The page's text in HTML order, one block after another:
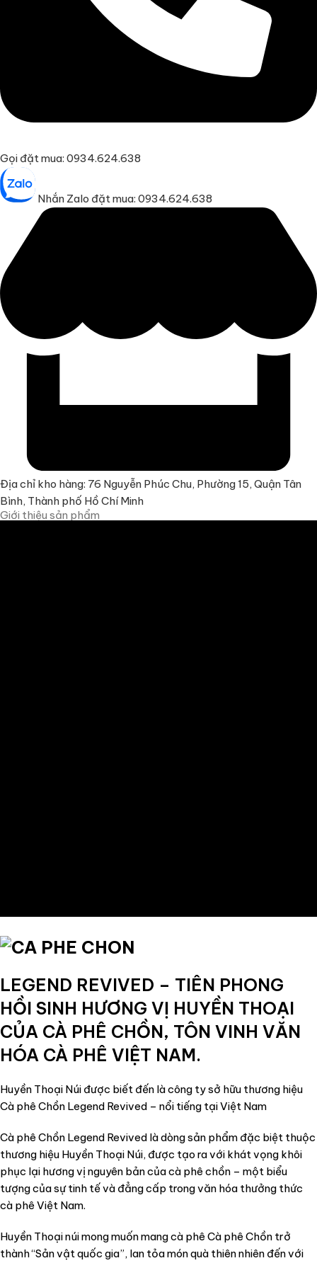
Gọi đặt mua: 0934.624.638
Nhắn Zalo đặt mua: 0934.624.638
Địa chỉ kho hàng: 76 Nguyễn Phúc Chu, Phường 15, Quận Tân
Bình, Thành phố Hồ Chí Minh
Giới thiệu sản phẩm
LEGEND REVIVED – TIÊN PHONG
HỒI SINH HƯƠNG VỊ HUYỀN THOẠI
CỦA CÀ PHÊ CHỒN, TÔN VINH VĂN
HÓA CÀ PHÊ VIỆT NAM.
Huyền Thoại Núi được biết đến là công ty sở hữu thương hiệu
Cà phê Chồn Legend Revived – nổi tiếng tại Việt Nam
Cà phê Chồn Legend Revived là dòng sản phẩm đặc biệt thuộc
thương hiệu Huyền Thoại Núi, được tạo ra với khát vọng khôi
phục lại hương vị nguyên bản của cà phê chồn – một biểu
tượng của sự tinh tế và đẳng cấp trong văn hóa thưởng thức
cà phê Việt Nam.
Huyền Thoại núi mong muốn mang cà phê Cà phê Chồn trở
thành “Sản vật quốc gia”, lan tỏa món quà thiên nhiên đến với